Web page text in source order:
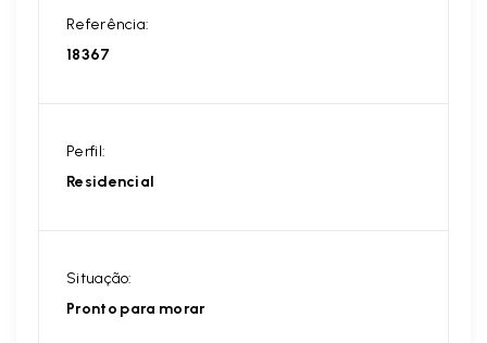
Referência:
18367
Perfil:
Residencial
Situação:
Pronto para morar